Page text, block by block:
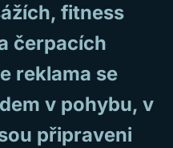
fitness
čerpacích
reklama se
v pohybu, v
připraveni